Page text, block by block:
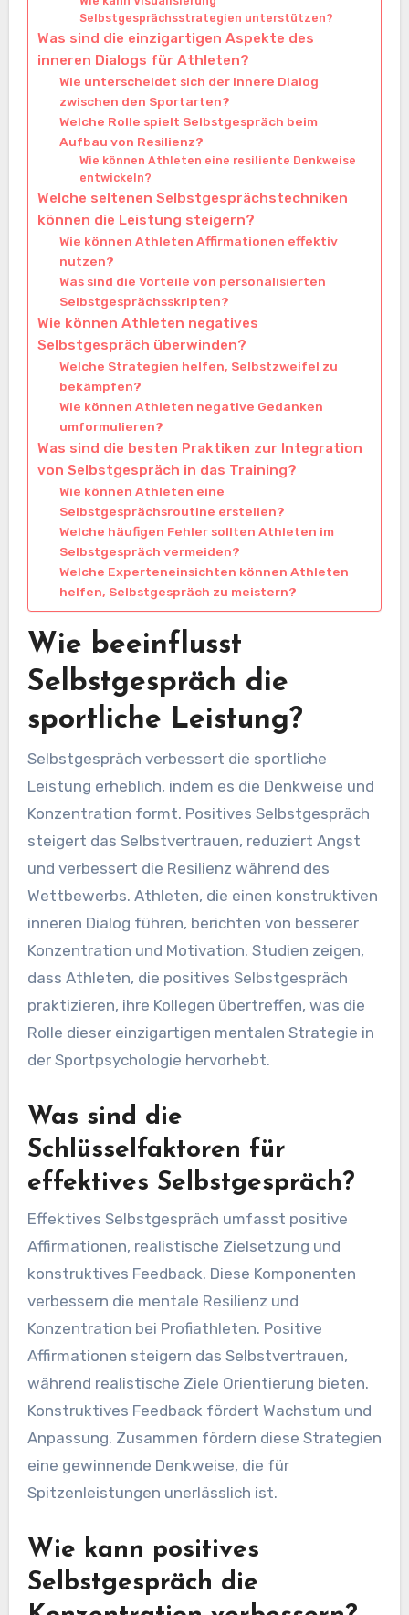
Selbstgesprächsstrategien unterstützen?
Was sind die einzigartigen Aspekte des
inneren Dialogs für Athleten?
Wie unterscheidet sich der innere Dialog
zwischen den Sportarten?
Welche Rolle spielt Selbstgespräch beim
Aufbau von Resilienz?
Wie können Athleten eine resiliente Denkweise
entwickeln?
Welche seltenen Selbstgesprächstechniken
können die Leistung steigern?
Wie können Athleten Affirmationen effektiv
nutzen?
Was sind die Vorteile von personalisierten
Selbstgesprächsskripten?
Wie können Athleten negatives
Selbstgespräch überwinden?
Welche Strategien helfen, Selbstzweifel zu
bekämpfen?
Wie können Athleten negative Gedanken
umformulieren?
Was sind die besten Praktiken zur Integration
von Selbstgespräch in das Training?
Wie können Athleten eine
Selbstgesprächsroutine erstellen?
Welche häufigen Fehler sollten Athleten im
Selbstgespräch vermeiden?
Welche Experteneinsichten können Athleten
helfen, Selbstgespräch zu meistern?
Wie beeinflusst
Selbstgespräch die
sportliche Leistung?
Selbstgespräch verbessert die sportliche
Leistung erheblich, indem es die Denkweise und
Konzentration formt. Positives Selbstgespräch
steigert das Selbstvertrauen, reduziert Angst
und verbessert die Resilienz während des
Wettbewerbs. Athleten, die einen konstruktiven
inneren Dialog führen, berichten von besserer
Konzentration und Motivation. Studien zeigen,
dass Athleten, die positives Selbstgespräch
praktizieren, ihre Kollegen übertreffen, was die
Rolle dieser einzigartigen mentalen Strategie in
der Sportpsychologie hervorhebt.
Was sind die
Schlüsselfaktoren für
effektives Selbstgespräch?
Effektives Selbstgespräch umfasst positive
Affirmationen, realistische Zielsetzung und
konstruktives Feedback. Diese Komponenten
verbessern die mentale Resilienz und
Konzentration bei Profiathleten. Positive
Affirmationen steigern das Selbstvertrauen,
während realistische Ziele Orientierung bieten.
Konstruktives Feedback fördert Wachstum und
Anpassung. Zusammen fördern diese Strategien
eine gewinnende Denkweise, die für
Spitzenleistungen unerlässlich ist.
Wie kann positives
Selbstgespräch die